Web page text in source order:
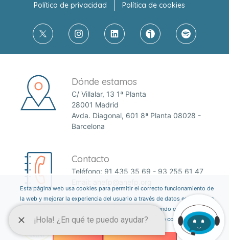
Política de privacidad
Política de cookies
Dónde estamos
C/ Villalar, 13 1ª Planta
28001 Madrid
Avda. Diagonal, 601 8ª Planta 08028 -
Barcelona
Contacto
Teléfono: 91 435 35 69 - 93 255 61 47
Esta página web usa cookies para permitir el correcto funcionamiento de
la web y mejorar la experiencia del usuario a través de datos estadísticos.
Puedes informarte sobre qué cookies estamos utilizando o desactivarlas
a través del botón ajustes. Consulta nuestra política de cookiesaquí .